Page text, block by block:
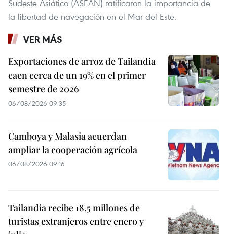
Sudeste Asiático (ASEAN) ratificaron la importancia de
la libertad de navegación en el Mar del Este.
VER MÁS
Exportaciones de arroz de Tailandia
caen cerca de un 19% en el primer
semestre de 2026
06/08/2026 09:35
Camboya y Malasia acuerdan
ampliar la cooperación agrícola
06/08/2026 09:16
Tailandia recibe 18,5 millones de
turistas extranjeros entre enero y